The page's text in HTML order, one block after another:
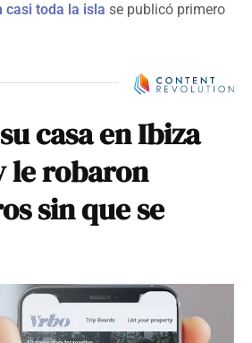
casi toda la isla se publicó primero
casa en Ibiza
le robaron
sin que se